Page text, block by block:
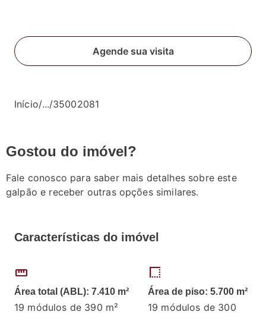
Agende sua visita
Início/.../35002081
Gostou do imóvel?
Fale conosco para saber mais detalhes sobre este
galpão e receber outras opções similares.
Características do imóvel
straighten
Área total (ABL): 7.410 m²
19 módulos de 390 m²
border_style
Área de piso: 5.700 m²
19 módulos de 300